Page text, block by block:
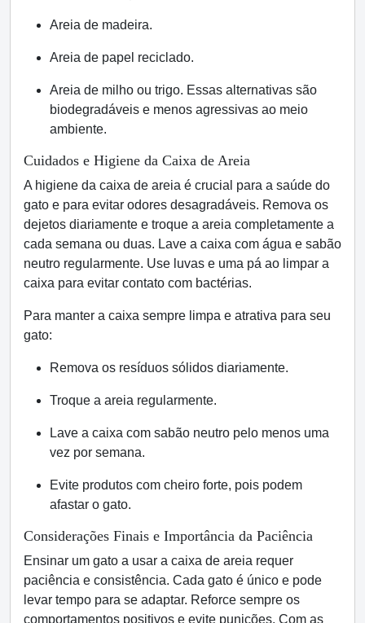
Areia de madeira.
Areia de papel reciclado.
Areia de milho ou trigo. Essas alternativas são
biodegradáveis e menos agressivas ao meio
ambiente.
Cuidados e Higiene da Caixa de Areia
A higiene da caixa de areia é crucial para a saúde do
gato e para evitar odores desagradáveis. Remova os
dejetos diariamente e troque a areia completamente a
cada semana ou duas. Lave a caixa com água e sabão
neutro regularmente. Use luvas e uma pá ao limpar a
caixa para evitar contato com bactérias.
Para manter a caixa sempre limpa e atrativa para seu
gato:
Remova os resíduos sólidos diariamente.
Troque a areia regularmente.
Lave a caixa com sabão neutro pelo menos uma
vez por semana.
Evite produtos com cheiro forte, pois podem
afastar o gato.
Considerações Finais e Importância da Paciência
Ensinar um gato a usar a caixa de areia requer
paciência e consistência. Cada gato é único e pode
levar tempo para se adaptar. Reforce sempre os
comportamentos positivos e evite punições. Com as